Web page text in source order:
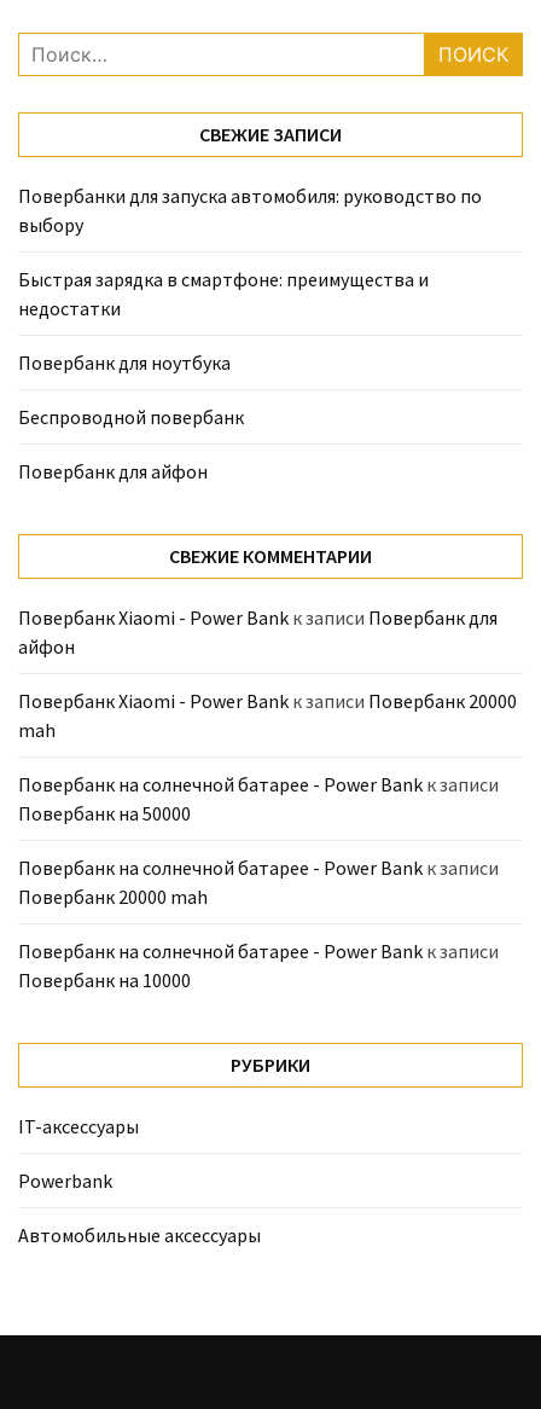
Найти:
СВЕЖИЕ ЗАПИСИ
Повербанки для запуска автомобиля: руководство по
выбору
Быстрая зарядка в смартфоне: преимущества и
недостатки
Повербанк для ноутбука
Беспроводной повербанк
Повербанк для айфон
СВЕЖИЕ КОММЕНТАРИИ
Повербанк Xiaomi - Power Bank к записи Повербанк для
айфон
Повербанк Xiaomi - Power Bank к записи Повербанк 20000
mah
Повербанк на солнечной батарее - Power Bank к записи
Повербанк на 50000
Повербанк на солнечной батарее - Power Bank к записи
Повербанк 20000 mah
Повербанк на солнечной батарее - Power Bank к записи
Повербанк на 10000
РУБРИКИ
IT-аксессуары
Powerbank
Автомобильные аксессуары